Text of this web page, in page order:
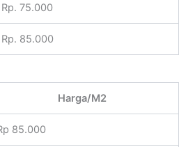
Rp. 75.000
Rp. 85.000
Harga/M2
85.000